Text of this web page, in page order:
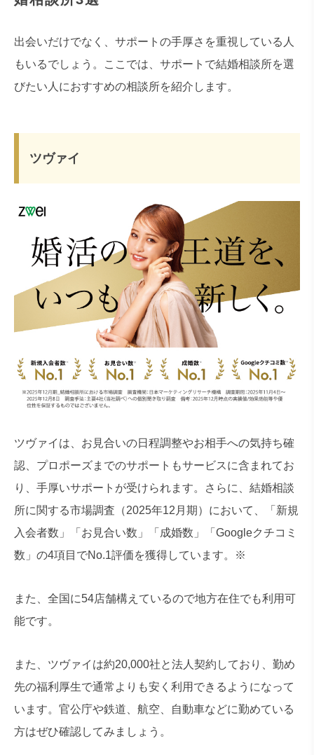
出会いだけでなく、サポートの手厚さを重視している人
もいるでしょう。ここでは、サポートで結婚相談所を選
びたい人におすすめの相談所を紹介します。
ツヴァイ
ツヴァイは、お見合いの日程調整やお相手への気持ち確
認、プロポーズまでのサポートもサービスに含まれてお
り、手厚いサポートが受けられます。さらに、結婚相談
所に関する市場調査（2025年12月期）において、「新規
入会者数」「お見合い数」「成婚数」「Googleクチコミ
数」の4項目でNo.1評価を獲得しています。※
また、全国に54店舗構えているので地方在住でも利用可
能です。
また、ツヴァイは約20,000社と法人契約しており、勤め
先の福利厚生で通常よりも安く利用できるようになって
います。官公庁や鉄道、航空、自動車などに勤めている
方はぜひ確認してみましょう。